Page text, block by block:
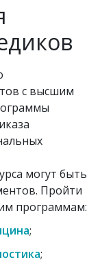
с высшим
могут быть
Пройти
программам:
;
;